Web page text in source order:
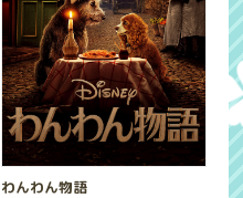
わんわん物語